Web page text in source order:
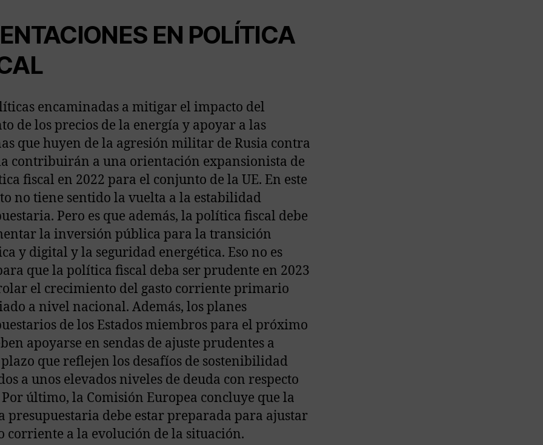
EN POLÍTICA
encaminadas a mitigar el impacto del
de los precios de la energía y apoyar a las
que huyen de la agresión militar de Rusia contra
contribuirán a una orientación expansionista de
fiscal en 2022 para el conjunto de la UE. En este
no tiene sentido la vuelta a la estabilidad
Pero es que además, la política fiscal debe
la inversión pública para la transición
y digital y la seguridad energética. Eso no es
que la política fiscal deba ser prudente en 2023
el crecimiento del gasto corriente primario
a nivel nacional. Además, los planes
de los Estados miembros para el próximo
apoyarse en sendas de ajuste prudentes a
que reflejen los desafíos de sostenibilidad
a unos elevados niveles de deuda con respecto
último, la Comisión Europea concluye que la
presupuestaria debe estar preparada para ajustar
corriente a la evolución de la situación.